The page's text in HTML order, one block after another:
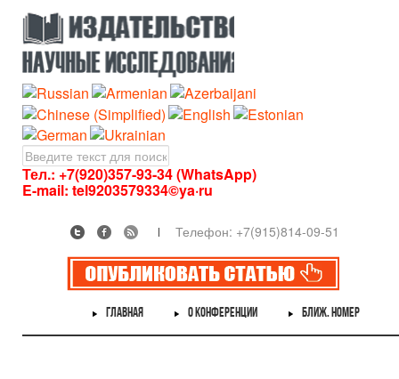
Тел.: +7(920)357-93-34 (WhatsApp)
E-mail: tel9203579334©ya·ru
Телефон: +7(915)814-09-51
ГЛАВНАЯ О КОНФЕРЕНЦИИ БЛИЖ. НОМЕР